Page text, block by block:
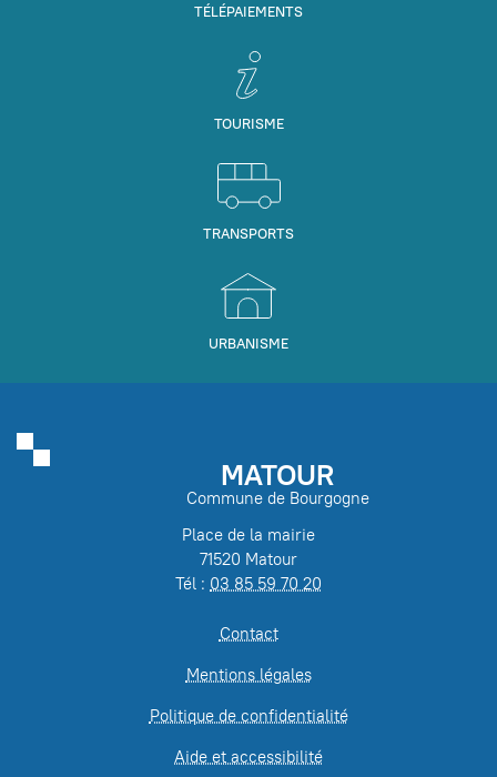
TÉLÉPAIEMENTS
TOURISME
TRANSPORTS
URBANISME
MATOUR
Commune de Bourgogne
Place de la mairie
71520 Matour
Tél : 03 85 59 70 20
Contact
Mentions légales
Politique de confidentialité
Aide et accessibilité